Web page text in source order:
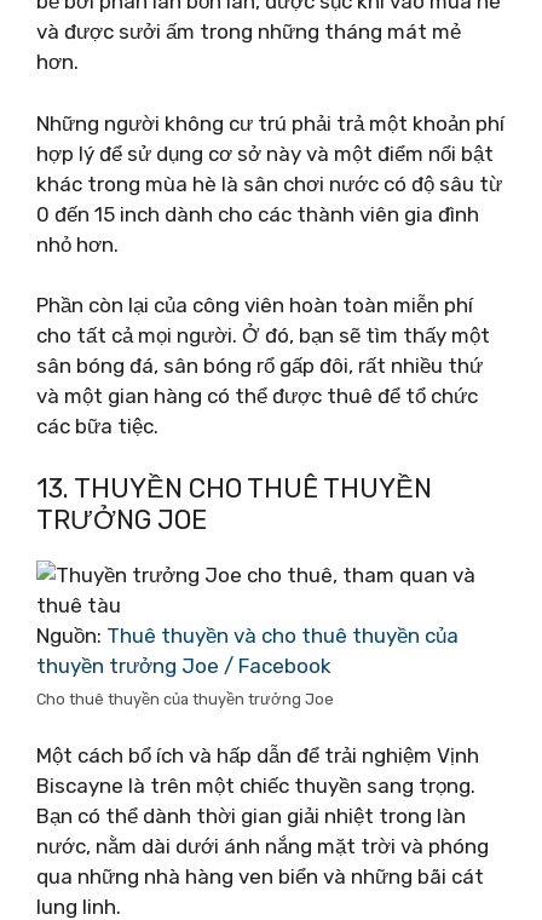
và được sưởi ấm trong những tháng mát mẻ
hơn.
Những người không cư trú phải trả một khoản phí
hợp lý để sử dụng cơ sở này và một điểm nổi bật
khác trong mùa hè là sân chơi nước có độ sâu từ
0 đến 15 inch dành cho các thành viên gia đình
nhỏ hơn.
Phần còn lại của công viên hoàn toàn miễn phí
cho tất cả mọi người. Ở đó, bạn sẽ tìm thấy một
sân bóng đá, sân bóng rổ gấp đôi, rất nhiều thứ
và một gian hàng có thể được thuê để tổ chức
các bữa tiệc.
13. THUYỀN CHO THUÊ THUYỀN
TRƯỞNG JOE
Nguồn: Thuê thuyền và cho thuê thuyền của
thuyền trưởng Joe / Facebook
Cho thuê thuyền của thuyền trưởng Joe
Một cách bổ ích và hấp dẫn để trải nghiệm Vịnh
Biscayne là trên một chiếc thuyền sang trọng.
Bạn có thể dành thời gian giải nhiệt trong làn
nước, nằm dài dưới ánh nắng mặt trời và phóng
qua những nhà hàng ven biển và những bãi cát
lung linh.